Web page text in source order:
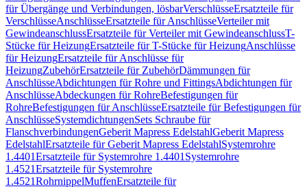
für Übergänge und Verbindungen, lösbarVerschlüsseErsatzteile für
VerschlüsseAnschlüsseErsatzteile für AnschlüsseVerteiler mit
GewindeanschlussErsatzteile für Verteiler mit GewindeanschlussT-
Stücke für HeizungErsatzteile für T-Stücke für HeizungAnschlüsse
für HeizungErsatzteile für Anschlüsse für
HeizungZubehörErsatzteile für ZubehörDämmungen für
AnschlüsseAbdichtungen für Rohre und FittingsAbdichtungen für
AnschlüsseAbdeckungen für RohreBefestigungen für
RohreBefestigungen für AnschlüsseErsatzteile für Befestigungen für
AnschlüsseSystemdichtungenSets Schraube für
FlanschverbindungenGeberit Mapress EdelstahlGeberit Mapress
EdelstahlErsatzteile für Geberit Mapress EdelstahlSystemrohre
1.4401Ersatzteile für Systemrohre 1.4401 Systemrohre
1.4521Ersatzteile für Systemrohre
1.4521RohrnippelMuffenErsatzteile für